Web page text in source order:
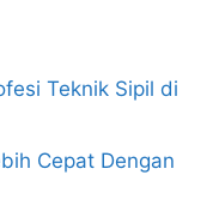
Teknik Sipil di
Cepat Dengan